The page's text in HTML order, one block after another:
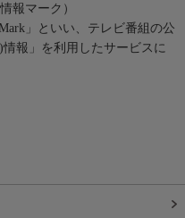
報マーク）
」といい、テレビ番組の公
報」を利用したサービスに